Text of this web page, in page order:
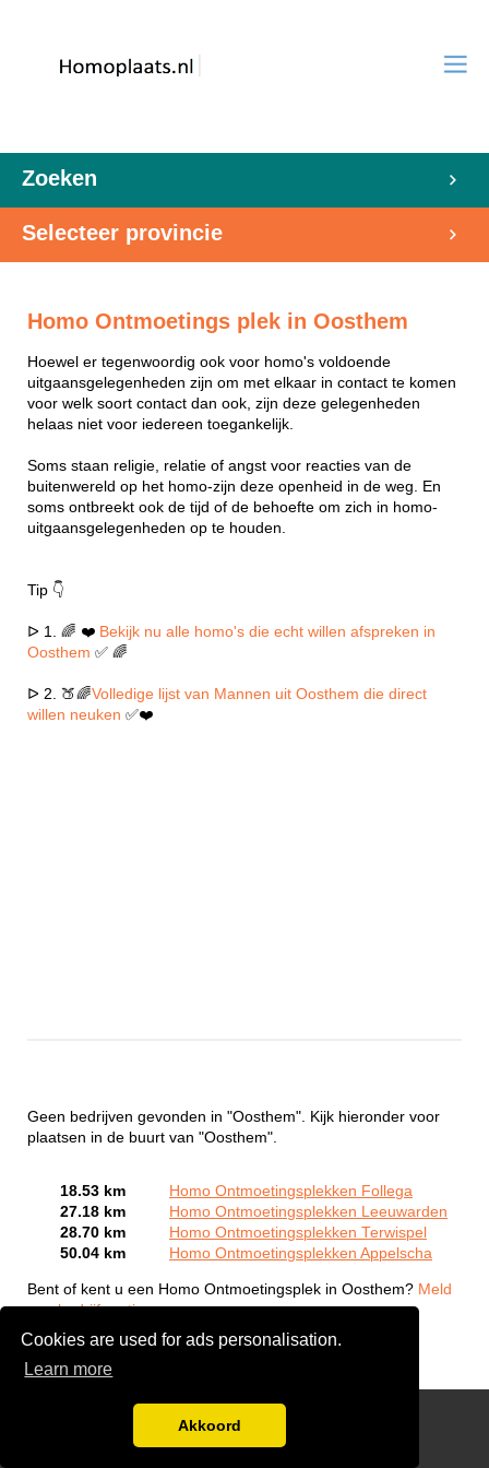
Cookies are used for ads personalisation.
Learn more
Akkoord
Zoeken
Selecteer provincie
Homo Ontmoetings plek in Oosthem
Hoewel er tegenwoordig ook voor homo's voldoende
uitgaansgelegenheden zijn om met elkaar in contact te komen
voor welk soort contact dan ook, zijn deze gelegenheden
helaas niet voor iedereen toegankelijk.
Soms staan religie, relatie of angst voor reacties van de
buitenwereld op het homo-zijn deze openheid in de weg. En
soms ontbreekt ook de tijd of de behoefte om zich in homo-
uitgaansgelegenheden op te houden.
Tip 👇
ᐅ 1. 🌈 ❤️ Bekijk nu alle homo's die echt willen afspreken in
Oosthem ✅ 🌈
ᐅ 2. 🍑🌈Volledige lijst van Mannen uit Oosthem die direct
willen neuken ✅❤️
Geen bedrijven gevonden in "Oosthem". Kijk hieronder voor
plaatsen in de buurt van "Oosthem".
18.53 km
Homo Ontmoetingsplekken Follega
27.18 km
Homo Ontmoetingsplekken Leeuwarden
28.70 km
Homo Ontmoetingsplekken Terwispel
50.04 km
Homo Ontmoetingsplekken Appelscha
Bent of kent u een Homo Ontmoetingsplek in Oosthem? Meld
een bedrijf gratis aan